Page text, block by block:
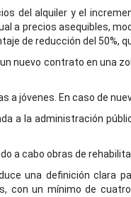
del alquiler y el
a precios asequibles,
de reducción del 50%,
nuevo contrato en una
a jóvenes. En caso de
a la administración
a cabo obras de
una definición
con un mínimo de